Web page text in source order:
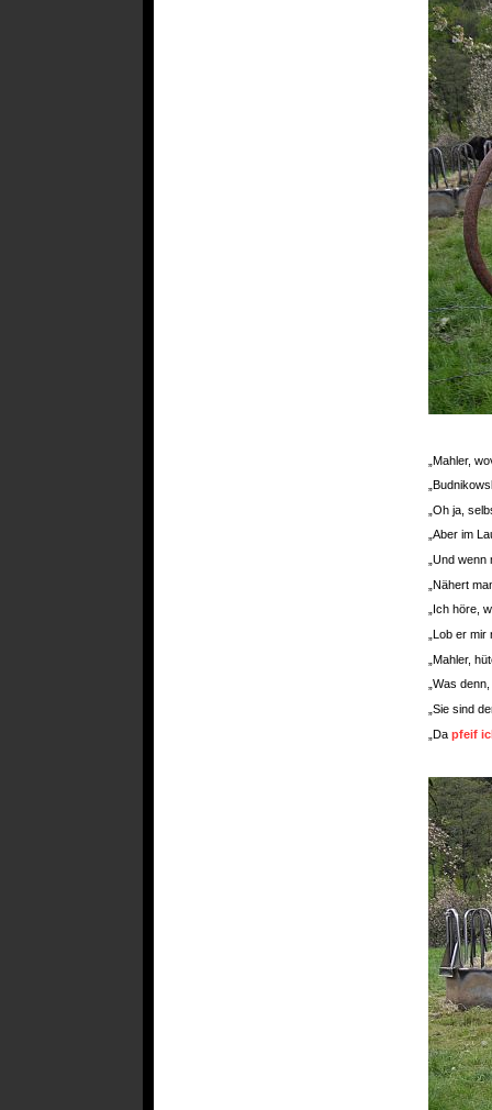
„Mahler,
„Oh ja,
„Aber im
„Und
„Nähert
„Ich höre,
„Lob er
„Mahler,
„Was
„Sie sind
„Da pfeif